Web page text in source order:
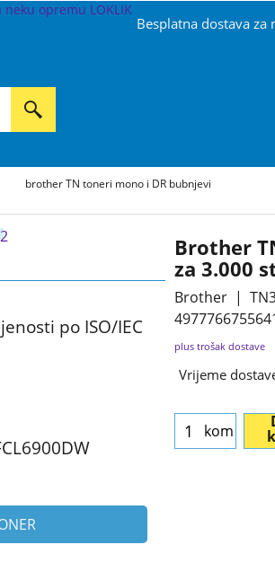
Besplatna dostava za
brother TN toneri mono i DR bubnjevi
Brother
za 3.000
Brother
plus trošak dostave
Vrijeme
kom
po ISO/IEC